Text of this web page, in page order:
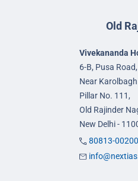
Old
Vivekananda
6-B, Pusa Road,
Near
Pillar No. 111,
Old Rajinder
New Delhi -
80813-00200